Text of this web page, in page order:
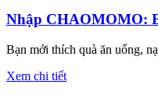
Nhập CHAOMOMO:
Bạn mới thích quà ăn uống,
Xem chi tiết